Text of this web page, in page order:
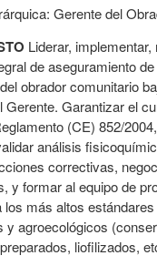
Gerente del
Liderar,
de aseguramiento
obrador comunitario
Gerente. Garantizar el
(CE) 852/
análisis
correctivas,
y formar al equipo de
más altos
y agroecológicos
liofilizados,